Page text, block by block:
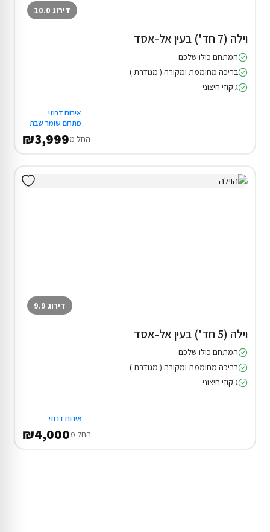
דירוג 10.0
וילה (7 חד') בעין אל-אסד
המתחם כולו שלכם
בריכה מחוממת ומקורה ( מגודרת )
ג'קוזי חיצוני
אירוח דרוזי
מתחם שומר שבת
החל מ₪3,999
דירוג 9.9
וילה (5 חד') בעין אל-אסד
המתחם כולו שלכם
בריכה מחוממת ומקורה ( מגודרת )
ג'קוזי חיצוני
אירוח דרוזי
החל מ₪4,000